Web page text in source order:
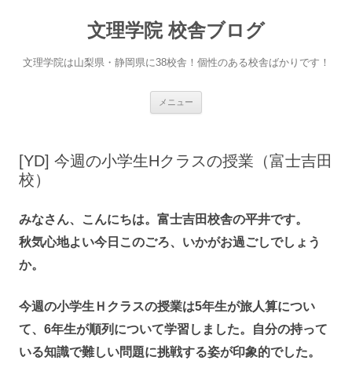
文理学院 校舎ブログ
文理学院は山梨県・静岡県に38校舎！個性のある校舎ばかりです！
メニュー
ス
[YD] 今週の小学生Hクラスの授業（富士吉田
校）
みなさん、こんにちは。富士吉田校舎の平井です。
秋気心地よい今日このごろ、いかがお過ごしでしょう
か。
今週の小学生Ｈクラスの授業は5年生が旅人算につい
て、6年生が順列について学習しました。自分の持って
いる知識で難しい問題に挑戦する姿が印象的でした。